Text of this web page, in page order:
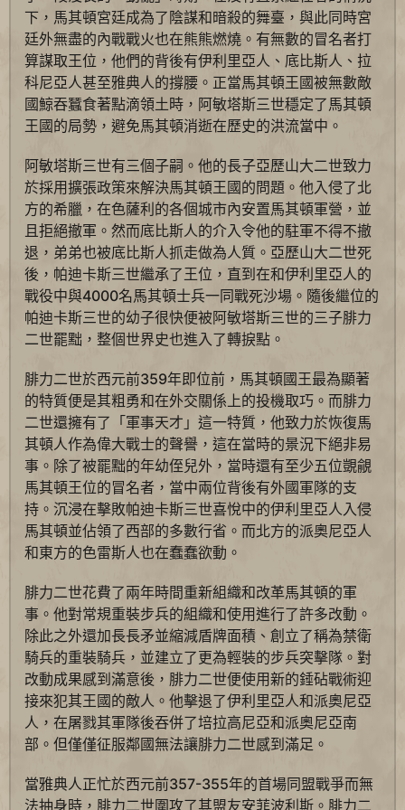
下，馬其頓宮廷成為了陰謀和暗殺的舞臺，與此同時宮
廷外無盡的內戰戰火也在熊熊燃燒。有無數的冒名者打
算謀取王位，他們的背後有伊利里亞人、底比斯人、拉
科尼亞人甚至雅典人的撐腰。正當馬其頓王國被無數敵
國鯨吞蠶食著點滴領土時，阿敏塔斯三世穩定了馬其頓
王國的局勢，避免馬其頓消逝在歷史的洪流當中。
阿敏塔斯三世有三個子嗣。他的長子亞歷山大二世致力
於採用擴張政策來解決馬其頓王國的問題。他入侵了北
方的希臘，在色薩利的各個城市內安置馬其頓軍營，並
且拒絕撤軍。然而底比斯人的介入令他的駐軍不得不撤
退，弟弟也被底比斯人抓走做為人質。亞歷山大二世死
後，帕迪卡斯三世繼承了王位，直到在和伊利里亞人的
戰役中與4000名馬其頓士兵一同戰死沙場。隨後繼位的
帕迪卡斯三世的幼子很快便被阿敏塔斯三世的三子腓力
二世罷黜，整個世界史也進入了轉捩點。
腓力二世於西元前359年即位前，馬其頓國王最為顯著
的特質便是其粗勇和在外交關係上的投機取巧。而腓力
二世還擁有了「軍事天才」這一特質，他致力於恢復馬
其頓人作為偉大戰士的聲譽，這在當時的景況下絕非易
事。除了被罷黜的年幼侄兒外，當時還有至少五位覬覦
馬其頓王位的冒名者，當中兩位背後有外國軍隊的支
持。沉浸在擊敗帕迪卡斯三世喜悅中的伊利里亞人入侵
馬其頓並佔領了西部的多數行省。而北方的派奧尼亞人
和東方的色雷斯人也在蠢蠢欲動。
腓力二世花費了兩年時間重新組織和改革馬其頓的軍
事。他對常規重裝步兵的組織和使用進行了許多改動。
除此之外還加長長矛並縮減盾牌面積、創立了稱為禁衛
騎兵的重裝騎兵，並建立了更為輕裝的步兵突擊隊。對
改動成果感到滿意後，腓力二世便使用新的錘砧戰術迎
接來犯其王國的敵人。他擊退了伊利里亞人和派奧尼亞
人，在屠戮其軍隊後吞併了培拉高尼亞和派奧尼亞南
部。但僅僅征服鄰國無法讓腓力二世感到滿足。
當雅典人正忙於西元前357-355年的首場同盟戰爭而無
法抽身時，腓力二世圍攻了其盟友安菲波利斯。腓力二